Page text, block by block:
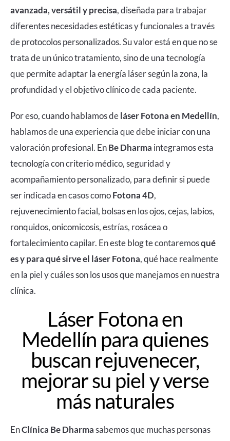
avanzada, versátil y precisa, diseñada para trabajar
diferentes necesidades estéticas y funcionales a través
de protocolos personalizados. Su valor está en que no se
trata de un único tratamiento, sino de una tecnología
que permite adaptar la energía láser según la zona, la
profundidad y el objetivo clínico de cada paciente.
Por eso, cuando hablamos deláser Fotona en Medellín,
hablamos de una experiencia que debe iniciar con una
valoración profesional. EnBe Dharma integramos esta
tecnología con criterio médico, seguridad y
acompañamiento personalizado, para definir si puede
ser indicada en casos comoFotona 4D,
rejuvenecimiento facial, bolsas en los ojos, cejas, labios,
ronquidos, onicomicosis, estrías, rosácea o
fortalecimiento capilar. En este blog te contaremosqué
es y para qué sirve el láser Fotona, qué hace realmente
en la piel y cuáles son los usos que manejamos en nuestra
clínica.
Láser Fotona en
Medellín para quienes
buscan rejuvenecer,
mejorar su piel y verse
más naturales
EnClínica Be Dharmasabemos que muchas personas